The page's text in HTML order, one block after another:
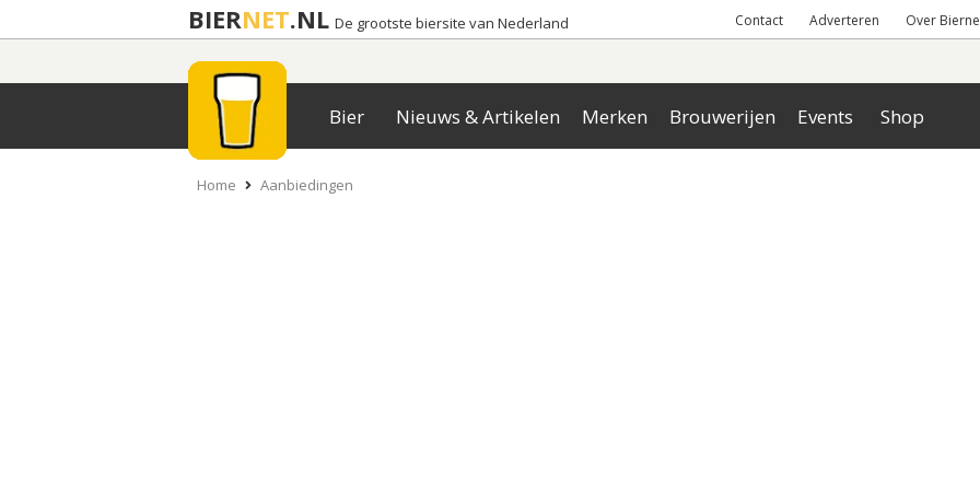
BIERNET.NL De grootste biersite van Nederland Contact Adverteren Over
Bier Nieuws & Artikelen Merken Brouwerijen Events Shop
Home Aanbiedingen